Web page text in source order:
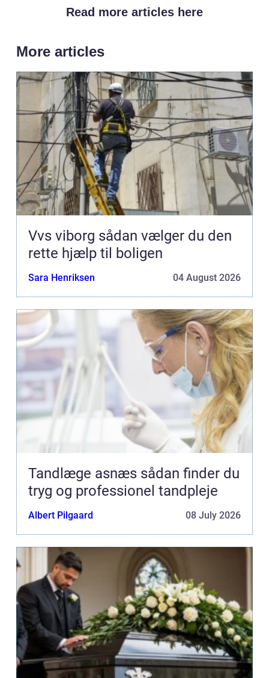
Read more articles here
More articles
Vvs viborg sådan vælger du den
rette hjælp til boligen
Sara Henriksen 04 August 2026
Tandlæge asnæs sådan finder du
tryg og professionel tandpleje
Albert Pilgaard 08 July 2026